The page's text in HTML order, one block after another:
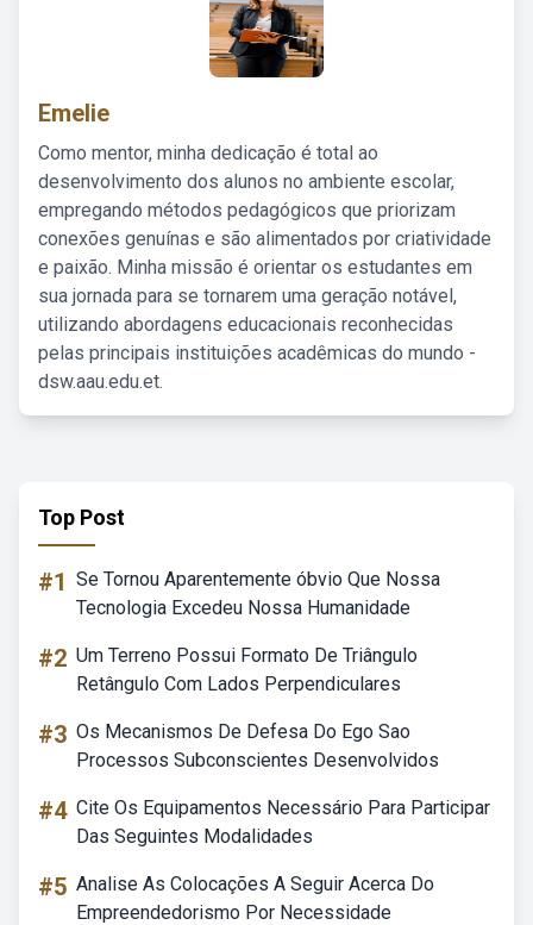
Emelie
Como mentor, minha dedicação é total ao
desenvolvimento dos alunos no ambiente escolar,
empregando métodos pedagógicos que priorizam
conexões genuínas e são alimentados por criatividade
e paixão. Minha missão é orientar os estudantes em
sua jornada para se tornarem uma geração notável,
utilizando abordagens educacionais reconhecidas
pelas principais instituições acadêmicas do mundo -
dsw.aau.edu.et.
Top Post
#1 Se Tornou Aparentemente óbvio Que Nossa
Tecnologia Excedeu Nossa Humanidade
#2 Um Terreno Possui Formato De Triângulo
Retângulo Com Lados Perpendiculares
#3 Os Mecanismos De Defesa Do Ego Sao
Processos Subconscientes Desenvolvidos
#4 Cite Os Equipamentos Necessário Para Participar
Das Seguintes Modalidades
#5 Analise As Colocações A Seguir Acerca Do
Empreendedorismo Por Necessidade